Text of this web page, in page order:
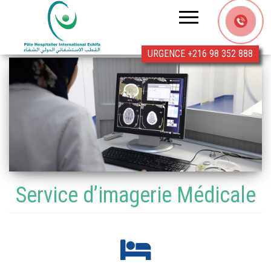
Clinique
Service d’imagerie Médicale
URGENCE +216 98 352 888